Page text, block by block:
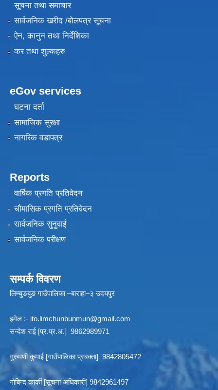
सूचना तथा समाचार
सार्वजनिक खरीद /बोलपत्र सूचना
ऐन, कानुन तथा निर्देशिका
कर तथा शुल्कहरु
eGov services
घटना दर्ता
सामाजिक सुरक्षा
नागरिक वडापत्र
Reports
वार्षिक प्रगति प्रतिवेदन
चौमासिक प्रगति प्रतिवेदन
सार्वजनिक सुनुवाई
सार्वजनिक परीक्षण
सम्पर्क विवरण
लिम्चुङबुङ गाउँपालिका –बाराहा–३ उदयपुर
इमेल :- ito.limchunbunmun@gmail.com
सन्देश राई [प्र.प्र.अ.] 9862989971
गुरुमणी कुमाई [गाउँपालिका प्रबक्ता] 9842805472
गोबिन्द कार्की [सूचना अधिकारी] 9842961497